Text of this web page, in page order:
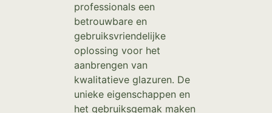
professionals een
betrouwbare en
gebruiksvriendelijke
oplossing voor het
aanbrengen van
kwalitatieve glazuren. De
unieke eigenschappen en
het gebruiksgemak maken